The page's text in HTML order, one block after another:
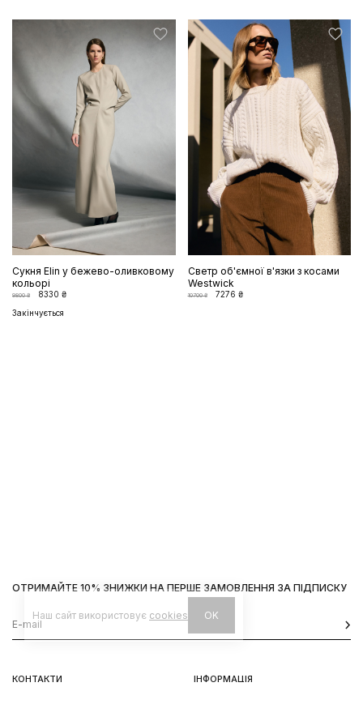
Cукня Elin у бежево-оливковому
кольорі
9800 ₴
8330 ₴
Закінчується
Светр об'ємної в'язки з косами
Westwick
10700 ₴ 7276 ₴
КОНТАКТИ ІНФОРМАЦІЯ
ОТРИМАЙТЕ 10% ЗНИЖКИ НА ПЕРШЕ ЗАМОВЛЕННЯ ЗА ПІДПИСКУ
Наш сайт використовує cookies OK